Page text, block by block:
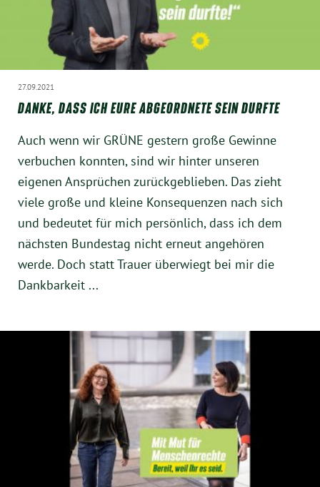
München
Zur Person
Kontakt
Termine
Twitter
YouTube
Facebook
Instagram
27.09.2021
DANKE, DASS ICH EURE ABGEORDNETE SEIN DURFTE
Auch wenn wir GRÜNE gestern große Gewinne
verbuchen konnten, sind wir hinter unseren
eigenen Ansprüchen zurückgeblieben. Das zieht
viele große und kleine Konsequenzen nach sich
und bedeutet für mich persönlich, dass ich dem
nächsten Bundestag nicht erneut angehören
werde. Doch statt Trauer überwiegt bei mir die
Dankbarkeit ...